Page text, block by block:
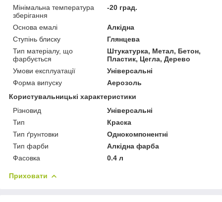
Мінімальна температура
зберігання
-20 град.
Основа емалі
Алкідна
Ступінь блиску
Глянцева
Тип матеріалу, що
фарбується
Штукатурка, Метал, Бетон,
Пластик, Цегла, Дерево
Умови експлуатації
Універсальні
Форма випуску
Аерозоль
Користувальницькі характеристики
Різновид
Універсальні
Тип
Краска
Тип ґрунтовки
Однокомпонентні
Тип фарби
Алкідна фарба
Фасовка
0.4 л
Приховати